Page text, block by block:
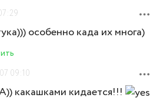
особенно када их многа)
09:10
какашками кидается!!!